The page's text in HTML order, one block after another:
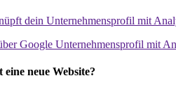
dein Unternehmensprofil mit
Google Unternehmensprofil mit
neue Website?